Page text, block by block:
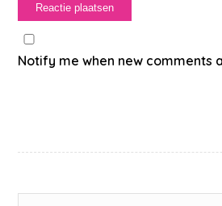
Notify me when new comments